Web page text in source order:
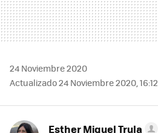
24 Noviembre 2020
Actualizado 24 Noviembre 2020, 16:12
Esther Miguel Trula